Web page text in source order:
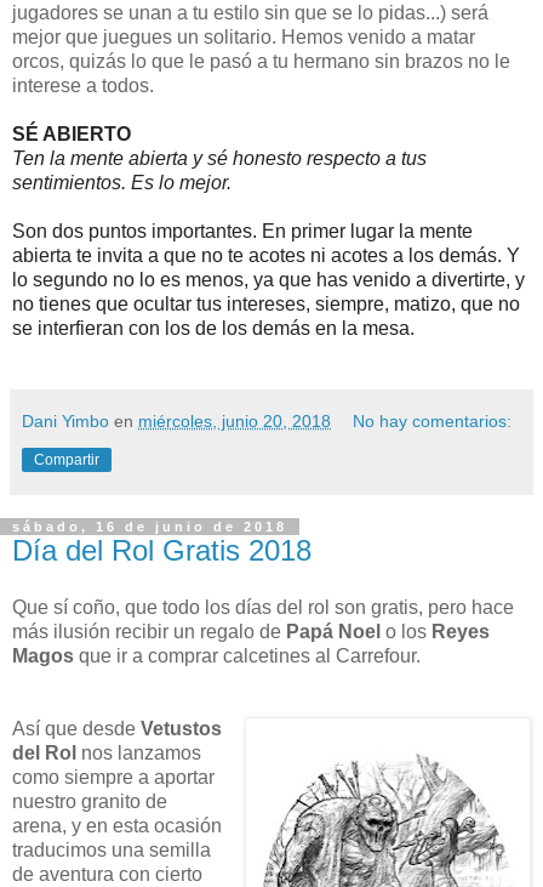
jugadores se unan a tu estilo sin que se lo pidas...) será
mejor que juegues un solitario. Hemos venido a matar
orcos, quizás lo que le pasó a tu hermano sin brazos no le
interese a todos.
SÉ ABIERTO
Ten la mente abierta y sé honesto respecto a tus
sentimientos. Es lo mejor.
Son dos puntos importantes. En primer lugar la mente
abierta te invita a que no te acotes ni acotes a los demás. Y
lo segundo no lo es menos, ya que has venido a divertirte, y
no tienes que ocultar tus intereses, siempre, matizo, que no
se interfieran con los de los demás en la mesa.
Dani Yimbo en miércoles, junio 20, 2018 No hay comentarios:
Compartir
sábado, 16 de junio de 2018
Día del Rol Gratis 2018
Que sí coño, que todo los días del rol son gratis, pero hace
más ilusión recibir un regalo de Papá Noel o los Reyes
Magos que ir a comprar calcetines al Carrefour.
Así que desde Vetustos
del Rol nos lanzamos
como siempre a aportar
nuestro granito de
arena, y en esta ocasión
traducimos una semilla
de aventura con cierto